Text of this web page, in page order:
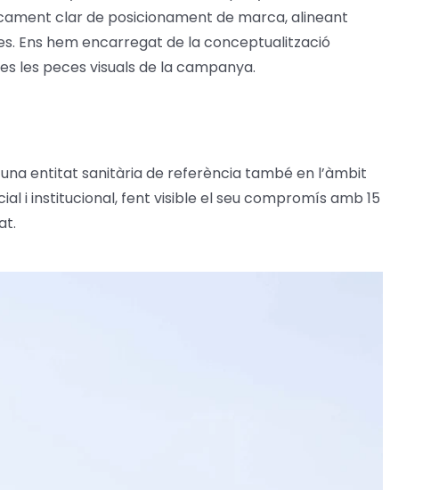
clar de posicionament de marca, alineant
Ens hem encarregat de la conceptualització
les peces visuals de la campanya.
entitat sanitària de referència també en l’àmbit
i institucional, fent visible el seu compromís amb 15